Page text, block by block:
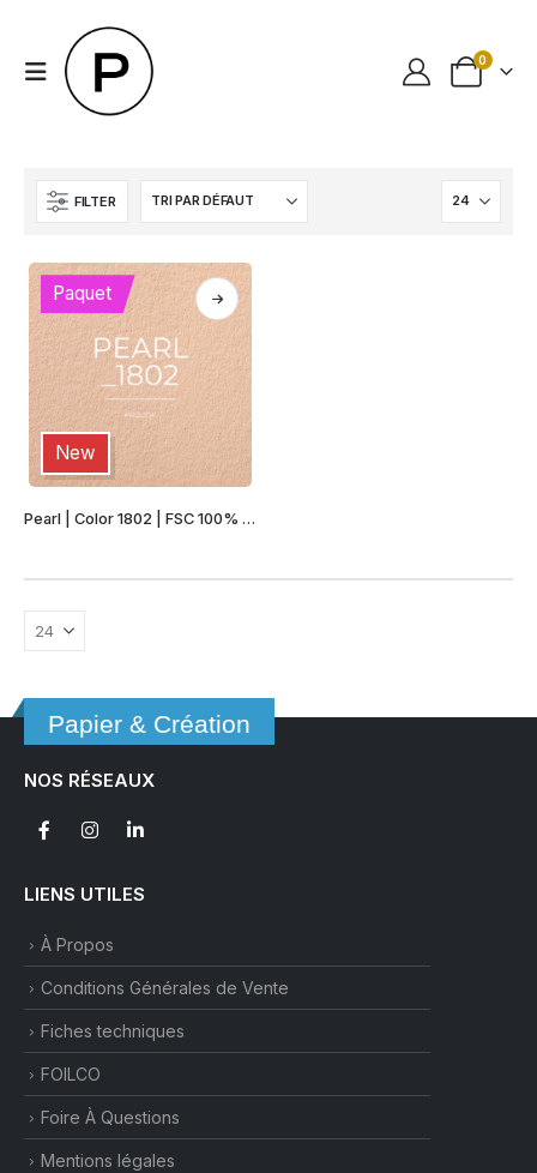
0
FILTER
Paquet
New
produit
plusieurs
Les
options
choisies
la
page
du
Pearl | Color 1802 | FSC 100% Recyclé
Papier & Création
NOS RÉSEAUX
LIENS UTILES
À Propos
Conditions Générales de Vente
Fiches techniques
FOILCO
Foire À Questions
Mentions légales